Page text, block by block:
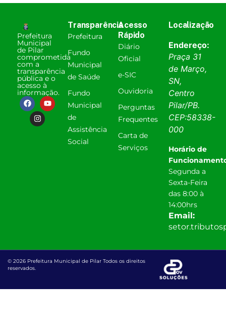
Prefeitura
Municipal
de Pilar
comprometida
com a
transparência
pública e o
acesso à
informação.
Transparência
Prefeitura
Fundo
Municipal
de Saúde
Fundo
Municipal
de
Assistência
Social
Acesso
Rápido
Diário
Oficial
e-SIC
Ouvidoria
Perguntas
Frequentes
Carta de
Serviços
Localização
Endereço:
Praça 31
de Março,
SN,
Centro
Pilar/PB.
CEP:58338-
000
Horário de
Segunda a
Sexta-Feira
das 8:00 à
14:00hrs
Email:
© 2026 Prefeitura Municipal de Pilar Todos os direitos
reservados.